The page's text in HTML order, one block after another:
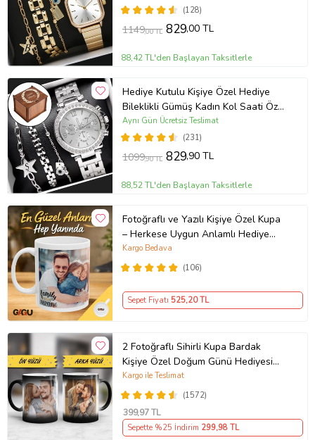
(128)
1149,00 TL 829,00 TL
88,42 TL'den Başlayan Taksitlerle
Hediye Kutulu Kişiye Özel Hediye
Bileklikli Gümüş Kadın Kol Saati Özel
Kutusunda (Gümüş)
(231)
Aynı Gün Ücretsiz Teslimat
1099,90 TL 829,90 TL
88,52 TL'den Başlayan Taksitlerle
Fotoğraflı ve Yazılı Kişiye Özel Kupa
– Herkese Uygun Anlamlı Hediye
Porselen Baskılı Kupa (Beyaz)
(106)
Kargo Bedava
Sepet Fiyatı 525,20 TL
2 Fotoğraflı Sihirli Kupa Bardak
Kişiye Özel Doğum Günü Hediyesi
Sevgiliye Hediye Anneye Babaya
Ablaya Abiye Kız Erkek Kardeşe
Arkadaşa Resimli Günü Yıl Dönümü
Hediyesi
(1572)
Kargo ile Teslimat
399,97 TL
Sepette %25 İndirim 299,98 TL